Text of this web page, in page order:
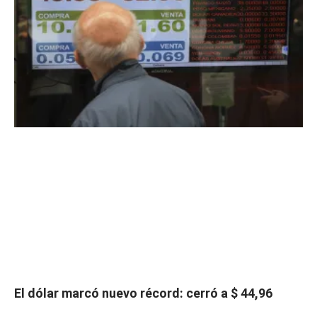
El dólar marcó nuevo récord: cerró a $ 44,96